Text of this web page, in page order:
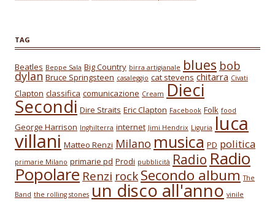
TAG
Beatles Beppe Sala Big Country birra artigianale blues bob
dylan Bruce Springsteen casaleggio cat stevens chitarra Civati
Clapton classifica comunicazione Cream Dieci
Secondi Dire Straits Eric Clapton Facebook Folk food
George Harrison Inghilterra internet Jimi Hendrix Liguria luca
villani Matteo Renzi Milano musica PD politica
primarie Milano primarie pd Prodi pubblicità Radio Radio
Popolare Renzi rockSecondo album The
Band the rolling stones un disco all'anno vinile